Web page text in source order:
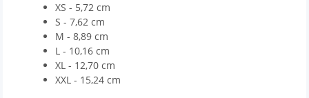
XS - 5,72 cm
S - 7,62 cm
M - 8,89 cm
L - 10,16 cm
XL - 12,70 cm
XXL - 15,24 cm